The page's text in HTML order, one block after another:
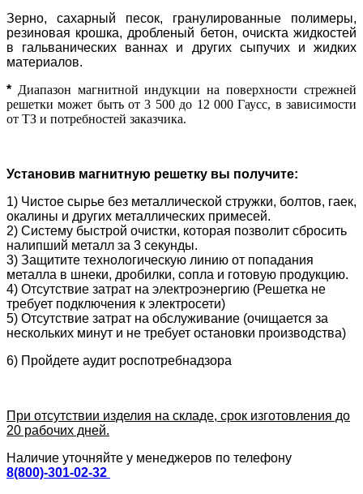
Зерно, сахарный песок, гранулированные полимеры,
резиновая крошка, дробленый бетон, очискта жидкостей
в гальванических ваннах и других сыпучих и жидких
материалов.
* Диапазон магнитной индукции на поверхности стрежней
решетки может быть от 3 500 до 12 000 Гаусс, в зависимости
от ТЗ и потребностей заказчика.
Установив магнитную решетку вы получите:
1) Чистое сырье без металлической стружки, болтов, гаек,
окалины и других металлических примесей.
2) Систему быстрой очистки, которая позволит сбросить
налипший металл за 3 секунды.
3) Защитите технологическую линию от попадания
металла в шнеки, дробилки, сопла и готовую продукцию.
4) Отсутствие затрат на электроэнергию (Решетка не
требует подключения к электросети)
5) Отсутствие затрат на обслуживание (очищается за
нескольких минут и не требует остановки производства)
6) Пройдете аудит роспотребнадзора
При отсутствии изделия на складе, срок изготовления до
20 рабочих дней.
Наличие уточняйте у менеджеров по телефону
8(800)-301-02-32